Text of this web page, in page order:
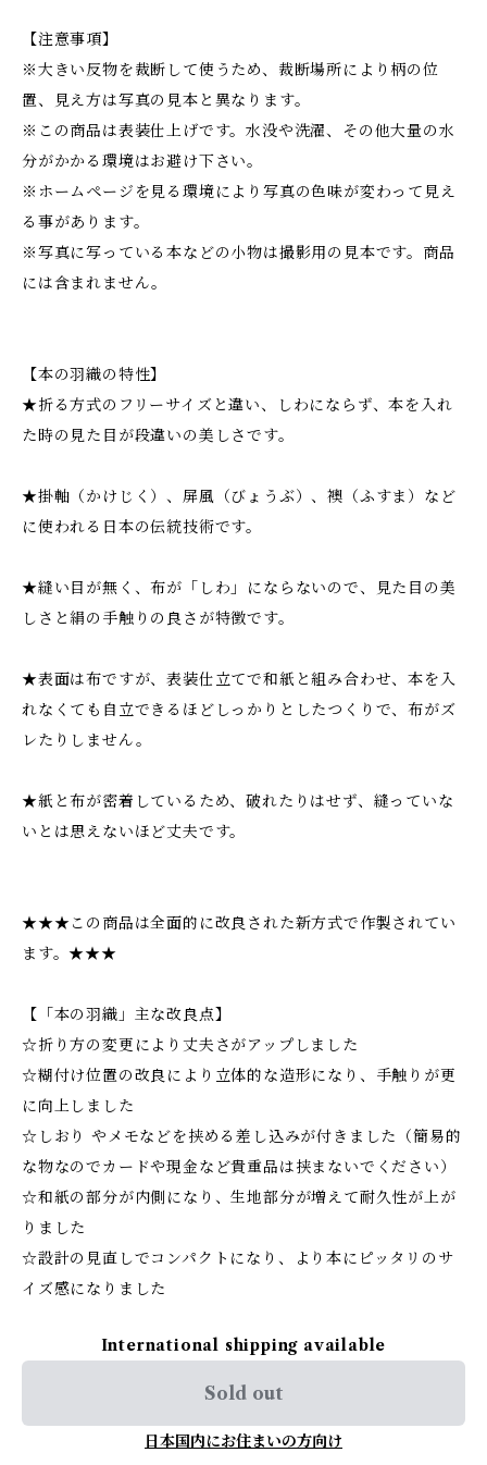
【注意事項】
※大きい反物を裁断して使うため、裁断場所により柄の位
置、見え方は写真の見本と異なります。
※この商品は表装仕上げです。水没や洗濯、その他大量の水
分がかかる環境はお避け下さい。
※ホームページを見る環境により写真の色味が変わって見え
る事があります。
※写真に写っている本などの小物は撮影用の見本です。商品
には含まれません。
【本の羽織の特性】
★折る方式のフリーサイズと違い、しわにならず、本を入れ
た時の見た目が段違いの美しさです。
★掛軸（かけじく）、屏風（びょうぶ）、襖（ふすま）など
に使われる日本の伝統技術です。
★縫い目が無く、布が「しわ」にならないので、見た目の美
しさと絹の手触りの良さが特徴です。
★表面は布ですが、表装仕立てで和紙と組み合わせ、本を入
れなくても自立できるほどしっかりとしたつくりで、布がズ
レたりしません。
★紙と布が密着しているため、破れたりはせず、縫っていな
いとは思えないほど丈夫です。
★★★この商品は全面的に改良された新方式で作製されてい
ます。★★★
【「本の羽織」主な改良点】
☆折り方の変更により丈夫さがアップしました
☆糊付け位置の改良により立体的な造形になり、手触りが更
に向上しました
☆しおり やメモなどを挟める差し込みが付きました（簡易的
な物なのでカードや現金など貴重品は挟まないでください）
☆和紙の部分が内側になり、生地部分が増えて耐久性が上が
りました
☆設計の見直しでコンパクトになり、より本にピッタリのサ
イズ感になりました
International shipping available
Sold out
日本国内にお住まいの方向け